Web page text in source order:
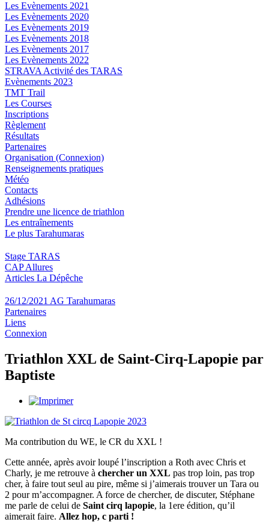
Les Evènements 2021
Les Evènements 2020
Les Evènements 2019
Les Evènements 2018
Les Evènements 2017
Les Evènements 2022
STRAVA Activité des TARAS
Evènements 2023
TMT Trail
Les Courses
Inscriptions
Règlement
Résultats
Partenaires
Organisation (Connexion)
Renseignements pratiques
Météo
Contacts
Adhésions
Prendre une licence de triathlon
Les entraînements
Le plus Tarahumaras
Stage TARAS
CAP Allures
Articles La Dépêche
26/12/2021 AG Tarahumaras
Partenaires
Liens
Connexion
Triathlon XXL de Saint-Cirq-Lapopie par
Baptiste
Ma contribution du WE, le CR du XXL !
Cette année, après avoir loupé l’inscription a Roth avec Chris et
Charly, je me retrouve à chercher un XXL pas trop loin, pas trop
cher, à faire tout seul au pire, même si j’aimerais trouver un Tara ou
2 pour m’accompagner. A force de chercher, de discuter, Stéphane
me parle de celui de Saint cirq lapopie, la 1ere édition, qu’il
aimerait faire. Allez hop, c parti !